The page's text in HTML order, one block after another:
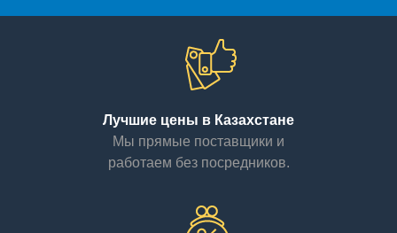
Лучшие цены в Казахстане
Мы прямые поставщики и
работаем без посредников.